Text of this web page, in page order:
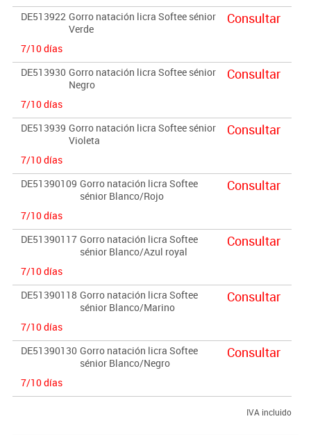
DE513922 Gorro natación licra Softee sénior
Verde
7/10 días
Consultar
DE513930 Gorro natación licra Softee sénior
Negro
7/10 días
Consultar
DE513939 Gorro natación licra Softee sénior
Violeta
7/10 días
Consultar
DE51390109 Gorro natación licra Softee
sénior Blanco/Rojo
7/10 días
Consultar
DE51390117 Gorro natación licra Softee
sénior Blanco/Azul royal
7/10 días
Consultar
DE51390118 Gorro natación licra Softee
sénior Blanco/Marino
7/10 días
Consultar
DE51390130 Gorro natación licra Softee
sénior Blanco/Negro
7/10 días
Consultar
IVA incluido